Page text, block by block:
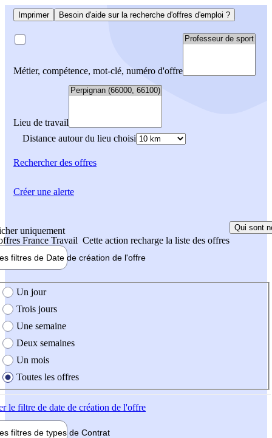
Imprimer Besoin d'aide sur la recherche d'offres d'emploi ?
Métier, compétence, mot-clé, numéro d'offre
Lieu de travail
Distance autour du lieu choisi
Rechercherdes offres
uniquement
France Travail Cette action recharge la liste des offres
Qui sont
filtres de Date de création de l'offre
création de l'offre
Un jour
Trois jours
Une semaine
Deux semaines
Un mois
Toutes les offres
le filtre de date de création de l'offre
filtres de types de Contrat
Créer une alerte